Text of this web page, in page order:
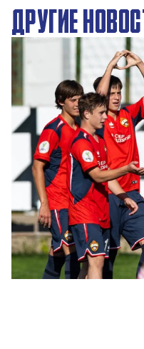
ДРУГИЕ
ЮФЛ: Московское дерби
3 АВГУСТА 2026 14:15